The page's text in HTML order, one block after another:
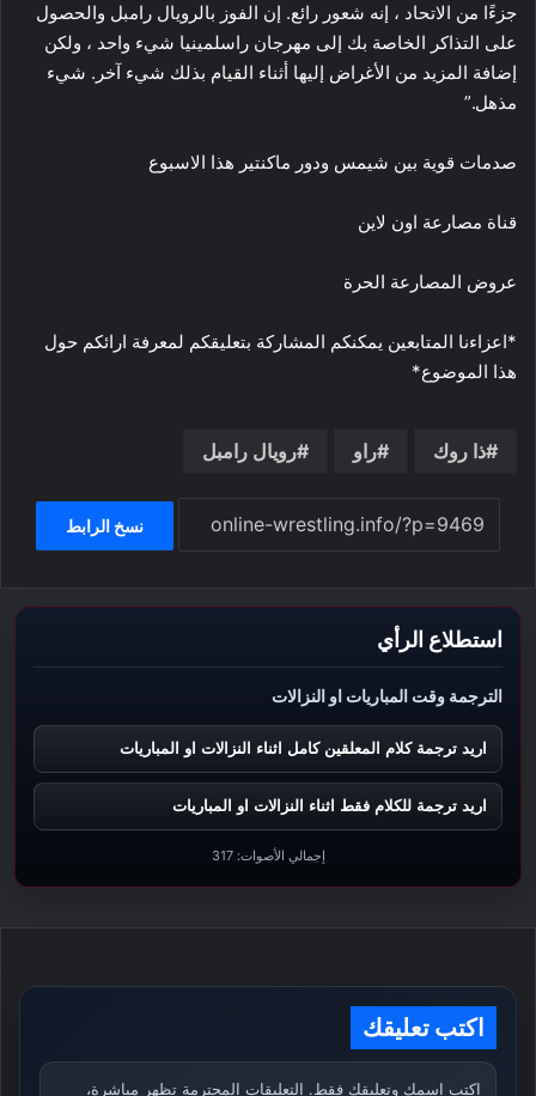
جزءًا من الاتحاد ، إنه شعور رائع. إن الفوز بالرويال رامبل والحصول
على التذاكر الخاصة بك إلى مهرجان راسلمينيا شيء واحد ، ولكن
إضافة المزيد من الأغراض إليها أثناء القيام بذلك شيء آخر. شيء
مذهل.”
صدمات قوية بين شيمس ودور ماكنتير هذا الاسبوع
قناة مصارعة اون لاين
عروض المصارعة الحرة
*اعزاءنا المتابعين يمكنكم المشاركة بتعليقكم لمعرفة ارائكم حول
هذا الموضوع*
ذا روك راو رويال رامبل
نسخ الرابط
استطلاع الرأي
الترجمة وقت المباريات او النزالات
اريد ترجمة كلام المعلقين كامل اثناء النزالات او المباريات
اريد ترجمة للكلام فقط اثناء النزالات او المباريات
إجمالي الأصوات:317
اكتب تعليقك
اكتب اسمك وتعليقك فقط. التعليقات المحترمة تظهر مباشرة،